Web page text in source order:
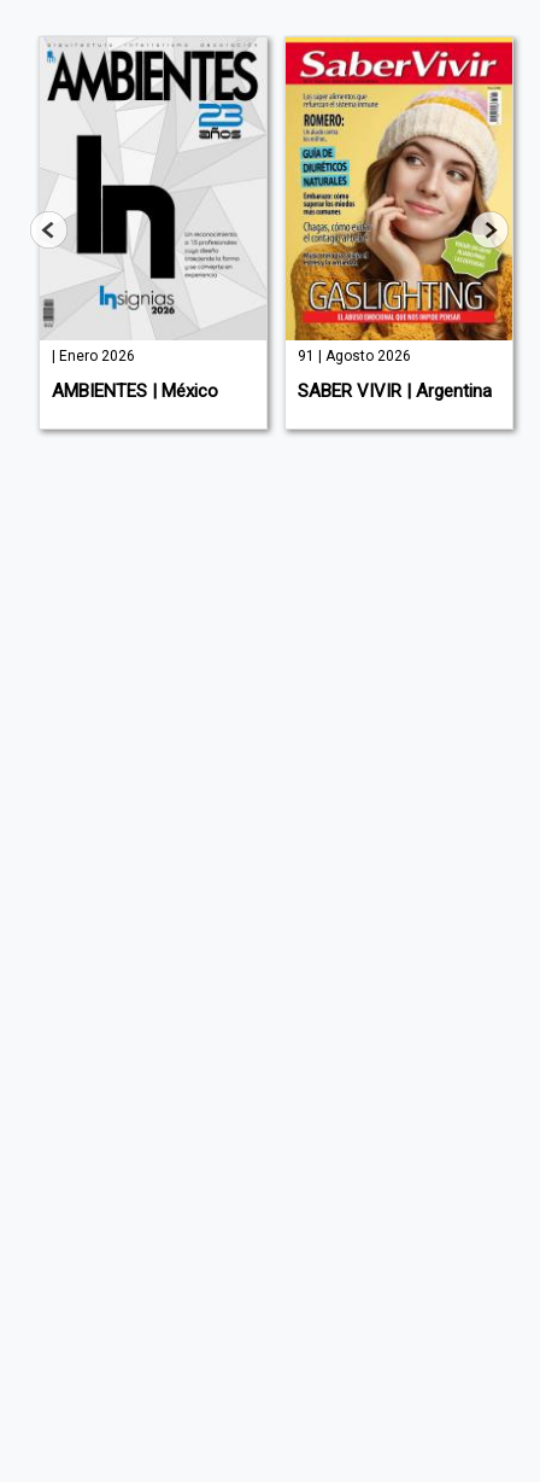
| Enero 2026
AMBIENTES | México
91 | Agosto 2026
SABER VIVIR | Argentina